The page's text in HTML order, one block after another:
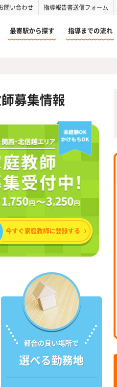
問い合わせ 指導報告書送信フォーム
最寄駅から探す 指導までの流れ
募集情報
都合の良い場所で
選べる勤務地